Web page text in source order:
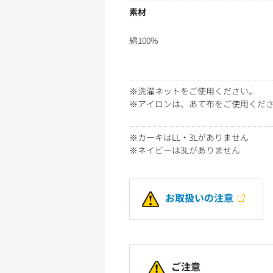
素材
綿100%
※洗濯ネットをご使用ください。
※アイロンは、あて布をご使用くだ
※カーキはLL・3Lがありません
※ネイビーは3Lがありません
お取扱いの注意
ご注意